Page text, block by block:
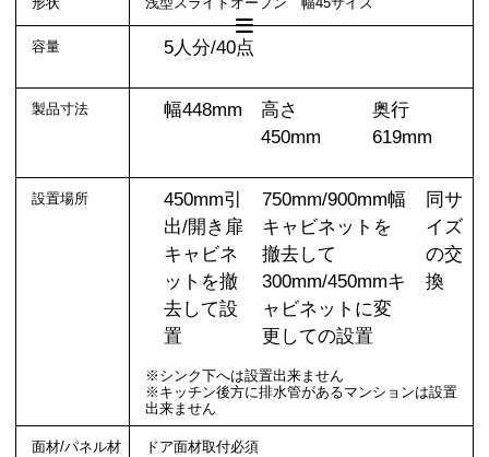
形状 浅型スライドオープン 幅45サイズ
容量 5人分/40点
製品寸法 幅448mm
高さ
450mm
奥行
619mm
設置場所
450mm引
出/開き扉
キャビネ
ットを撤
去して設
置
750mm/900mm幅
キャビネットを
撤去して
300mm/450mmキ
ャビネットに変
更しての設置
同サ
イズ
の交
換
※シンク下へは設置出来ません
※キッチン後方に排水管があるマンションは設置
出来ません
面材/パネル材 ドア面材取付必須